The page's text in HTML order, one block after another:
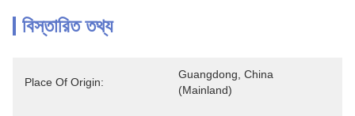
বিস্তারিত তথ্য
Place Of Origin:
Guangdong, China
(Mainland)